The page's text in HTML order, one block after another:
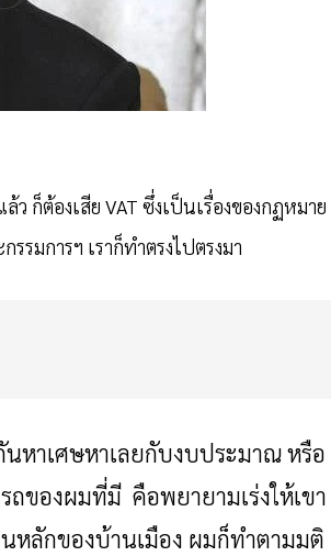
ก็ต้องเสีย VAT ซึ่งเป็นเรื่องของกฏหมาย
มการฯ เราก็ทำตรงไปตรงมา
นหาเศษหาเลยกับงบประมาณ หรือ
ของผมที่มี คือพยายามเร่งให้เขา
หลักของบ้านเมือง ผมก็ทำตามมติ